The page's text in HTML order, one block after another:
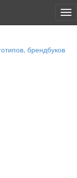
брендбуков